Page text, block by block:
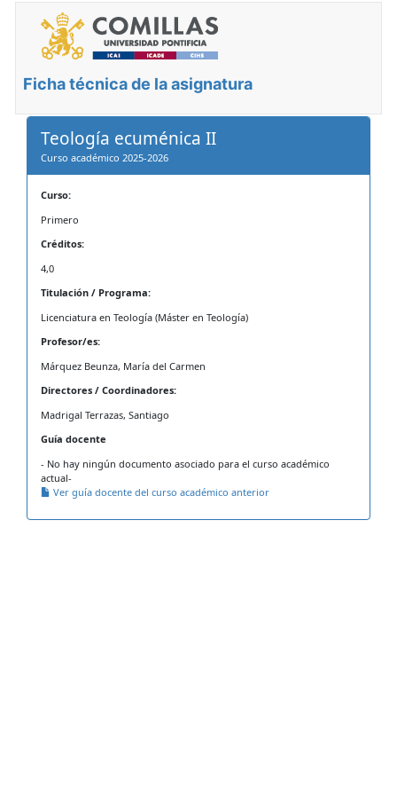
Ficha técnica de la asignatura
Teología ecuménica II
Curso académico 2025-2026
Curso:
Primero
Créditos:
4,0
Titulación / Programa:
Licenciatura en Teología (Máster en Teología)
Profesor/es:
Márquez Beunza, María del Carmen
Directores / Coordinadores:
Madrigal Terrazas, Santiago
Guía docente
- No hay ningún documento asociado para el curso académico
actual-
Ver guía docente del curso académico anterior